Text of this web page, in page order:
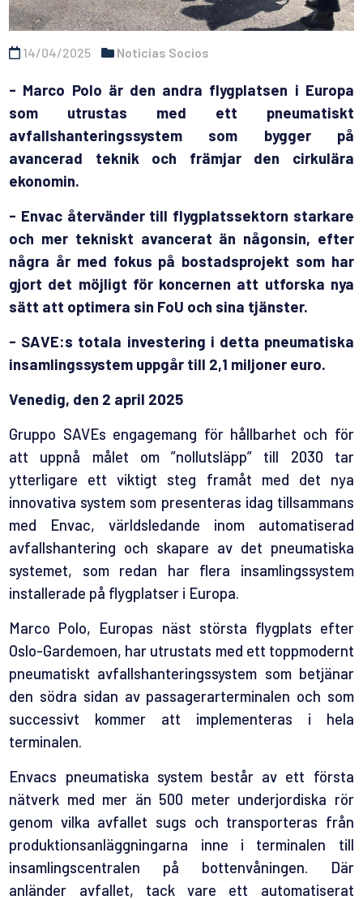
14/04/2025 Noticias Socios
- Marco Polo är den andra flygplatsen i Europa
som utrustas med ett pneumatiskt
avfallshanteringssystem som bygger på
avancerad teknik och främjar den cirkulära
ekonomin.
- Envac återvänder till flygplatssektorn starkare
och mer tekniskt avancerat än någonsin, efter
några år med fokus på bostadsprojekt som har
gjort det möjligt för koncernen att utforska nya
sätt att optimera sin FoU och sina tjänster.
- SAVE:s totala investering i detta pneumatiska
insamlingssystem uppgår till 2,1 miljoner euro.
Venedig, den 2 april 2025
Gruppo SAVEs engagemang för hållbarhet och för
att uppnå målet om ”nollutsläpp” till 2030 tar
ytterligare ett viktigt steg framåt med det nya
innovativa system som presenteras idag tillsammans
med Envac, världsledande inom automatiserad
avfallshantering och skapare av det pneumatiska
systemet, som redan har flera insamlingssystem
installerade på flygplatser i Europa.
Marco Polo, Europas näst största flygplats efter
Oslo-Gardemoen, har utrustats med ett toppmodernt
pneumatiskt avfallshanteringssystem som betjänar
den södra sidan av passagerarterminalen och som
successivt kommer att implementeras i hela
terminalen.
Envacs pneumatiska system består av ett första
nätverk med mer än 500 meter underjordiska rör
genom vilka avfallet sugs och transporteras från
produktionsanläggningarna inne i terminalen till
insamlingscentralen på bottenvåningen. Där
anländer avfallet, tack vare ett automatiserat